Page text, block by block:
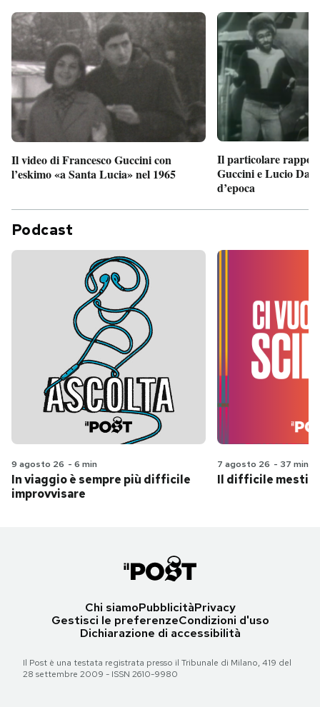
Il video di Francesco Guccini con
l’eskimo «a Santa Lucia» nel 1965
Il particolare
Guccini e Lucio
d’epoca
Podcast
9 agosto 26 - 6 min
In viaggio è sempre più difficile
improvvisare
7 agosto 26 - 37 min
Il difficile
Chi siamoPubblicitàPrivacy
Gestisci le preferenzeCondizioni d'uso
Dichiarazione di accessibilità
Il Post è una testata registrata presso il Tribunale di Milano, 419 del
28 settembre 2009 - ISSN 2610-9980